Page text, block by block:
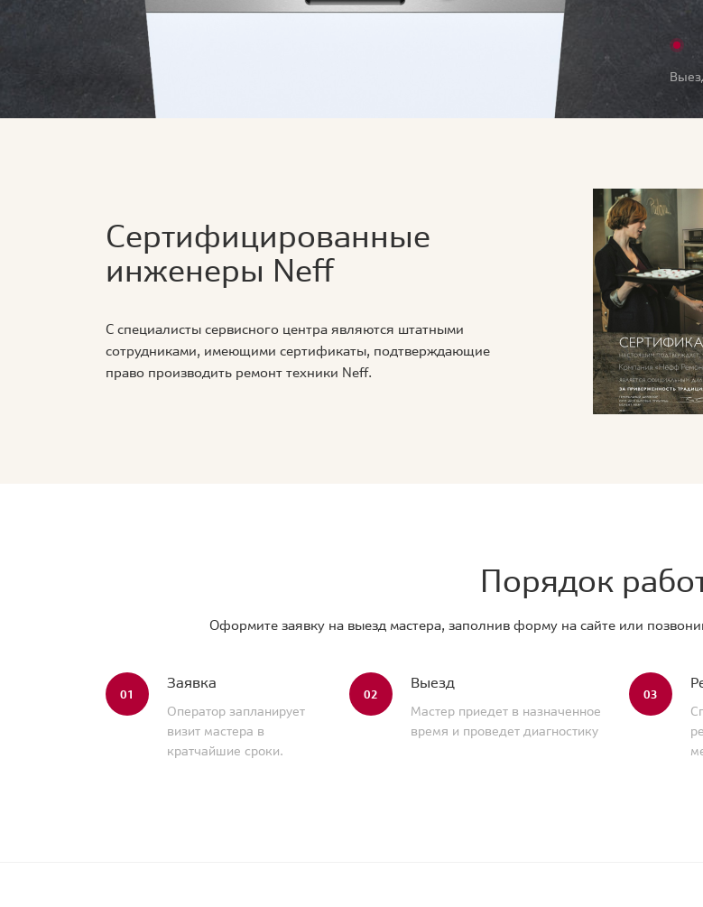
Сертифицированные
инженеры Neff
С специалисты сервисного центра являются штатными
сотрудниками, имеющими сертификаты, подтверждающие
право производить ремонт техники Neff.
Порядок
Оформите заявку на выезд мастера, заполнив форму на сайте или
01
Заявка
Оператор запланирует
визит мастера в
кратчайшие сроки.
02
Выезд
Мастер приедет в назначенное
время и проведет диагностику
03